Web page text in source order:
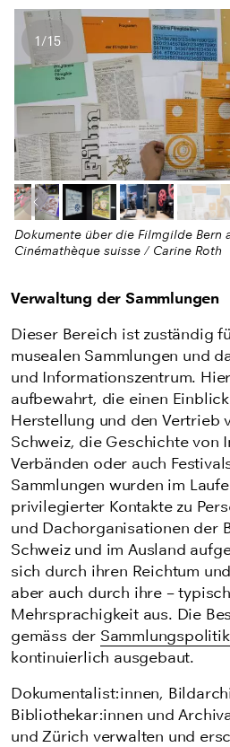
Anzahl Bilder
1/15
Letztes Bild
Dokumente über die Filmgilde Bern
Cinémathèque suisse / Carine Roth
Verwaltung der Sammlungen
Dieser Bereich ist zuständig
musealen Sammlungen und
und Informationszentrum.
aufbewahrt, die einen
Herstellung und den Vertrieb
Schweiz, die Geschichte von
Verbänden oder auch
Sammlungen wurden im
privilegierter Kontakte zu
und Dachorganisationen der
Schweiz und im Ausland
sich durch ihren Reichtum
aber auch durch ihre –
Mehrsprachigkeit aus. Die
gemäss der Sammlungspolitik
kontinuierlich ausgebaut.
Dokumentalist:innen,
Bibliothekar:innen und
und Zürich verwalten und